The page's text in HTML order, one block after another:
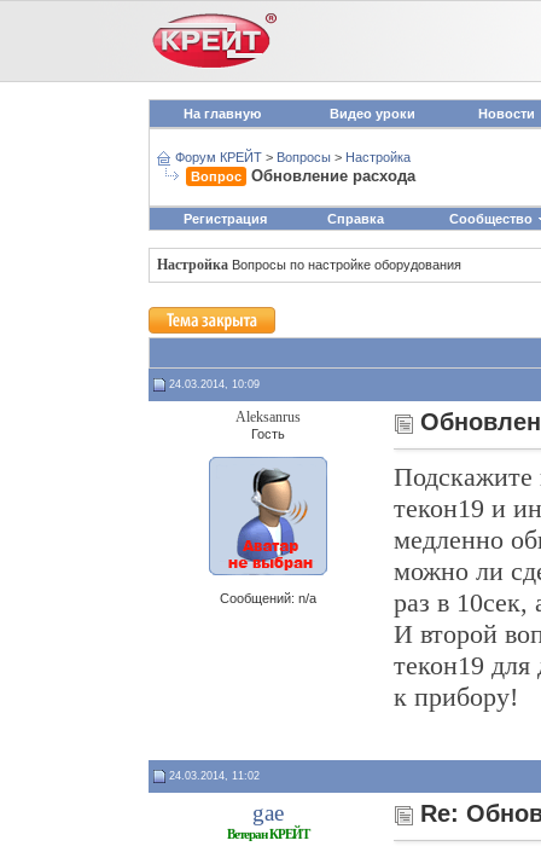
На главную Видео уроки Новости
Форум КРЕЙТ > Вопросы > Настройка
Вопрос
Обновление расхода
Регистрация Справка Сообщество
Настройка Вопросы по настройке оборудования
24.03.2014, 10:09
Aleksanrus
Гость
Сообщений: n/a
Подскажите
текон19 и
медленно
можно ли
раз в 10сек,
И второй
текон19
к прибору!
24.03.2014, 11:02
gae
Ветеран КРЕЙТ
Re: